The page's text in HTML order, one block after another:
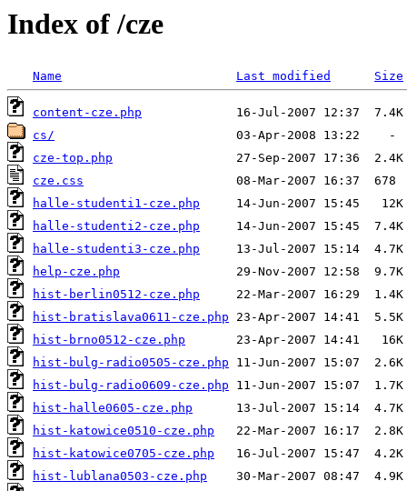
Index of /cze
Name Last modified Size
content-cze.php
cs/
cze-top.php
cze.css
halle-studenti1-cze.php
halle-studenti2-cze.php
halle-studenti3-cze.php
help-cze.php
hist-berlin0512-cze.php
hist-bratislava0611-cze.php
hist-brno0512-cze.php
hist-bulg-radio0505-cze.php
hist-bulg-radio0609-cze.php
hist-halle0605-cze.php
hist-katowice0510-cze.php
hist-katowice0705-cze.php
hist-lublana0503-cze.php